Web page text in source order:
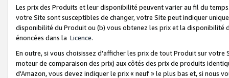
Les prix des Produits et leur disponibilité peuvent varier au fil du
votre Site sont susceptibles de changer, votre Site peut indiquer
disponibilité du Produit ou (b) vous obtenez les prix et la disponibilité
énoncées dans la Licence.
En outre, si vous choisissez d'afficher les prix de tout Produit sur
moteur de comparaison des prix) aux côtés des prix de produits
d'Amazon, vous devez indiquer le prix « neuf » le plus bas et, si nous